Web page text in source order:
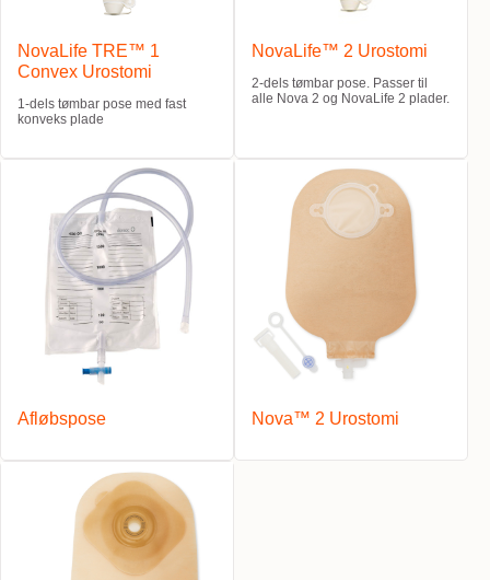
NovaLife TRE™ 1
Convex Urostomi
1-dels tømbar pose med fast
konveks plade
NovaLife™ 2 Urostomi
2-dels tømbar pose. Passer til
alle Nova 2 og NovaLife 2 plader.
Afløbspose Nova™ 2 Urostomi